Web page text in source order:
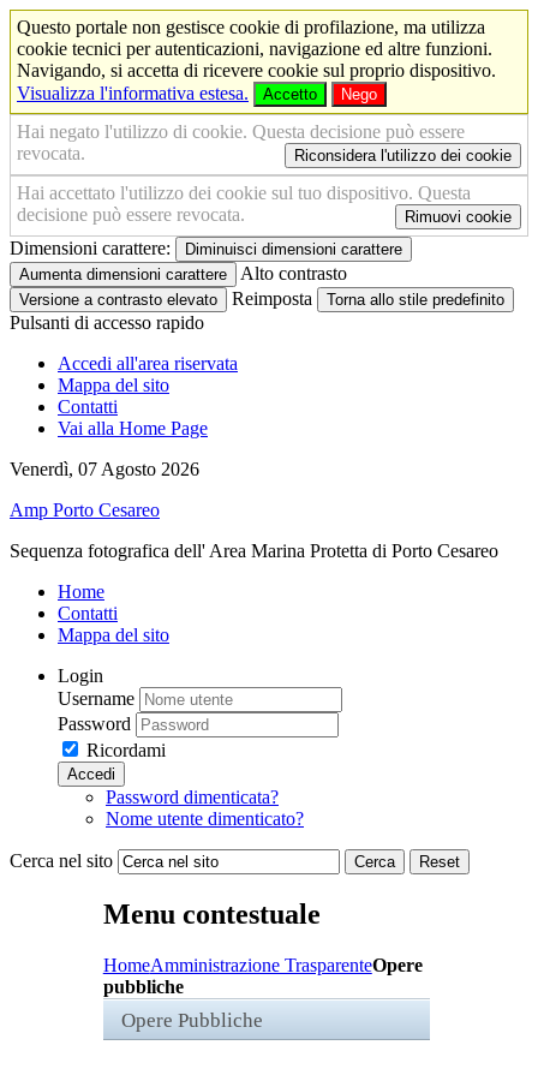
Questo portale non gestisce cookie di profilazione, ma utilizza
cookie tecnici per autenticazioni, navigazione ed altre funzioni.
Navigando, si accetta di ricevere cookie sul proprio dispositivo.
Visualizza l'informativa estesa.
Accetto Nego
Hai negato l'utilizzo di cookie. Questa decisione può essere
revocata.
Riconsidera l'utilizzo dei cookie
Hai accettato l'utilizzo dei cookie sul tuo dispositivo. Questa
decisione può essere revocata.
Rimuovi cookie
Dimensioni carattere:
Diminuisci dimensioni carattere
Aumenta dimensioni carattere
Alto contrasto
Versione a contrasto elevato Reimposta Torna allo stile predefinito
Pulsanti di accesso rapido
Accedi all'area riservata
Mappa del sito
Contatti
Vai alla Home Page
Venerdì, 07 Agosto 2026
Amp Porto Cesareo
Sequenza fotografica dell' Area Marina Protetta di Porto Cesareo
Home
Contatti
Mappa del sito
Login
Username
Password
Ricordami
Accedi
Password dimenticata?
Nome utente dimenticato?
Cerca nel sito Cerca Reset
Menu contestuale
HomeAmministrazione TrasparenteOpere
pubbliche
Opere Pubbliche